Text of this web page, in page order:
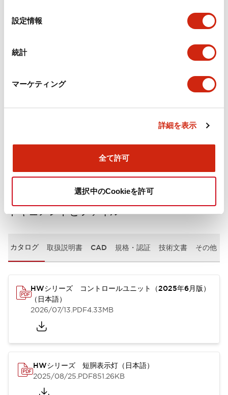
設定情報
統計
マーケティング
詳細を表示
全て許可
選択中のCookieを許可
仕様 すべて展開 +
ドキュメントとファイル
カタログ 取扱説明書 CAD 規格・認証 技術文書 その他
HWシリーズ コントロールユニット（2025年6月版）
（日本語）
2026/07/13.PDF4.33MB
HWシリーズ 短胴表示灯（日本語）
2025/08/25.PDF851.26KB